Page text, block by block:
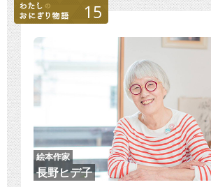
15
絵本作家
長野ヒデ子